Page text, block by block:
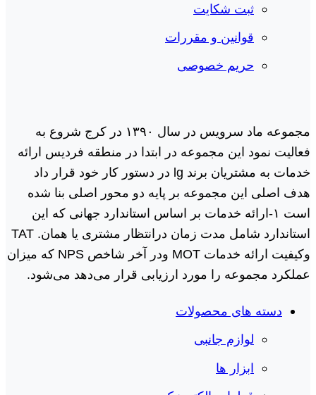
ثبت شکایت
قوانین و مقررات
حریم خصوصی
مجموعه ماد سرویس در سال ١٣٩٠ در کرج شروع به
فعالیت نمود این مجموعه در ابتدا در منطقه فردیس ارائه
خدمات به مشتریان برند lg در دستور کار خود قرار داد
هدف اصلی این مجموعه بر پایه دو محور اصلی بنا شده
است ١-ارائه خدمات بر اساس استاندارد جهانی که این
استاندارد شامل مدت زمان درانتظار مشتری یا همان. TAT
وکیفیت ارائه خدمات MOT ودر آخر شاخص NPS که میزان
عملکرد مجموعه را مورد ارزیابی قرار می‌دهد می‌شود.
دسته های محصولات
لوازم جانبی
ابزار ها